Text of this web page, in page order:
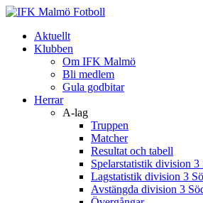
Aktuellt
Klubben
Om IFK Malmö
Bli medlem
Gula godbitar
Herrar
A-lag
Truppen
Matcher
Resultat och tabell
Spelarstatistik division 3
Lagstatistik division 3
Avstängda division 3